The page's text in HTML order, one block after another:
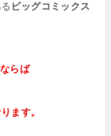
ビッグコミックス
らば
ます。